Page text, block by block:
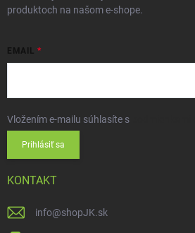
produktoch na našom e-shope.
EMAIL
Vložením e-mailu súhlasíte s
Prihlásiť sa
KONTAKT
info@shopJK.sk